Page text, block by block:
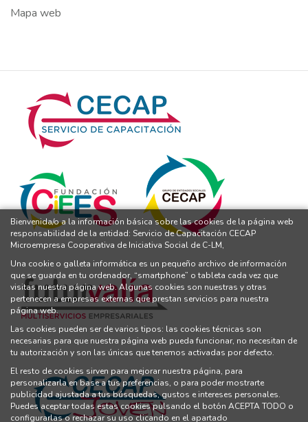
Mapa web
Bienvenida/o a la información básica sobre las cookies de la página web
responsabilidad de la entidad: Servicio de Capacitación CECAP
Microempresa Cooperativa de Iniciativa Social de C-LM,
Una cookie o galleta informática es un pequeño archivo de información
que se guarda en tu ordenador, “smartphone” o tableta cada vez que
visitas nuestra página web. Algunas cookies son nuestras y otras
pertenecen a empresas externas que prestan servicios para nuestra
página web.
Las cookies pueden ser de varios tipos: las cookies técnicas son
necesarias para que nuestra página web pueda funcionar, no necesitan de
tu autorización y son las únicas que tenemos activadas por defecto.
El resto de cookies sirven para mejorar nuestra página, para
personalizarla en base a tus preferencias, o para poder mostrarte
publicidad ajustada a tus búsquedas, gustos e intereses personales.
Puedes aceptar todas estas cookies pulsando el botón ACEPTA TODO o
configurarlas o rechazar su uso clicando en el apartado